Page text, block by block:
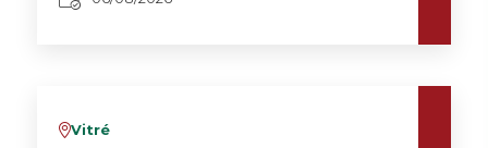
vVitré